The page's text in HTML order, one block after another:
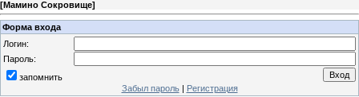
[Мамино Сокровище]
Форма входа
Логин:
Пароль:
запомнить
Забыл пароль| Регистрация